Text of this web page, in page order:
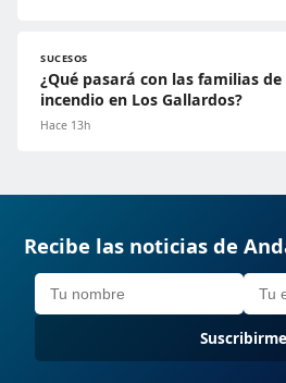
SUCESOS
¿Qué pasará con las familias
incendio en Los Gallardos?
Hace 13h
Recibe las noticias de
Suscribirme